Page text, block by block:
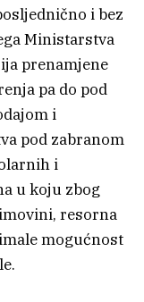
i bez
Ministarstva
prenamjene
pa do pod
i
pod zabranom
i
u koju zbog
resorna
mogućnost